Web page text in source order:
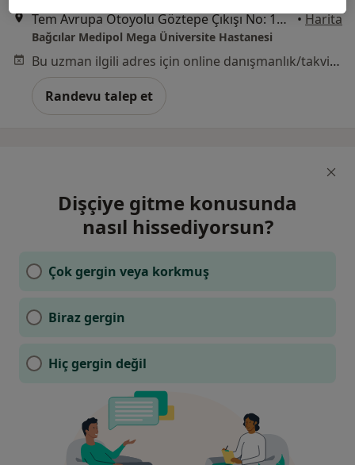
Tem Avrupa Otoyolu Göztepe Çıkışı No: 1Bağcılar, İstanbul •Harita
Bağcılar Medipol Mega Üniversite Hastanesi
Bu uzman ilgili adres için online danışmanlık/takvim sunmuyor.
Randevu talep et
Dişçiye gitme konusunda
nasıl hissediyorsun?
Çok gergin veya korkmuş
Biraz gergin
Hiç gergin değil